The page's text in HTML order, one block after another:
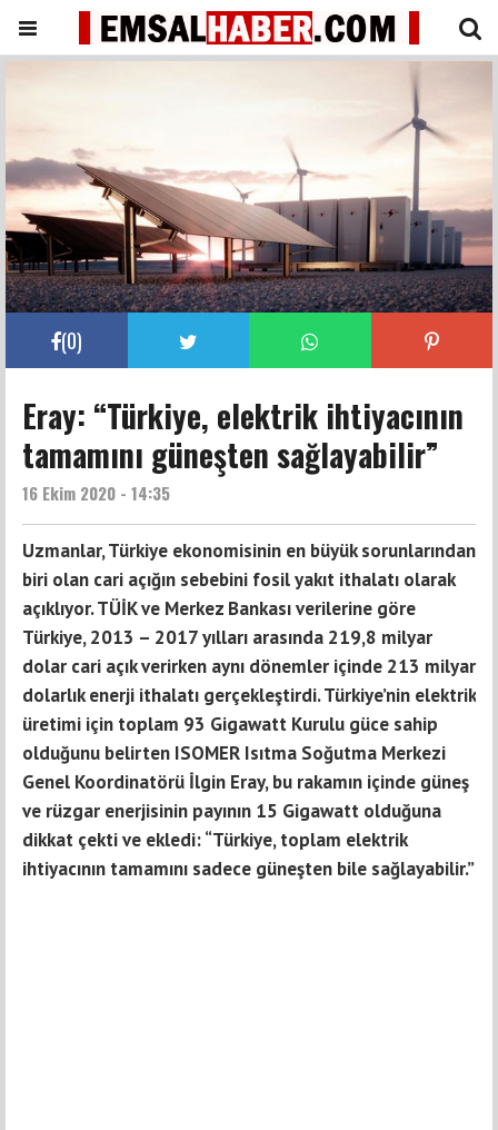
(0)
Eray: “Türkiye, elektrik ihtiyacının
tamamını güneşten sağlayabilir”
16 Ekim 2020 - 14:35
Uzmanlar, Türkiye ekonomisinin en büyük sorunlarından
biri olan cari açığın sebebini fosil yakıt ithalatı olarak
açıklıyor. TÜİK ve Merkez Bankası verilerine göre
Türkiye, 2013 – 2017 yılları arasında 219,8 milyar
dolar cari açık verirken aynı dönemler içinde 213 milyar
dolarlık enerji ithalatı gerçekleştirdi. Türkiye’nin elektrik
üretimi için toplam 93 Gigawatt Kurulu güce sahip
olduğunu belirten ISOMER Isıtma Soğutma Merkezi
Genel Koordinatörü İlgin Eray, bu rakamın içinde güneş
ve rüzgar enerjisinin payının 15 Gigawatt olduğuna
dikkat çekti ve ekledi: “Türkiye, toplam elektrik
ihtiyacının tamamını sadece güneşten bile sağlayabilir.”